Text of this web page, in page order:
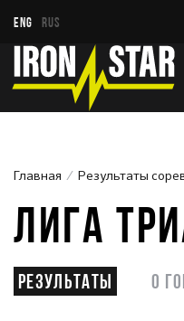
ENG RUS
Главная Результаты
ЛИГА
Результаты О